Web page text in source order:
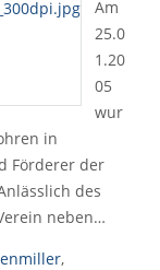
Am
25.0
1.20
05
wur
in
Förderer der
des
neben…
,